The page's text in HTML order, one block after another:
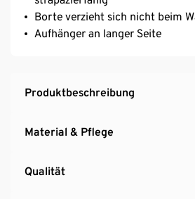
Borte verzieht sich nicht beim
Aufhänger an langer Seite
Produktbeschreibung
Material & Pflege
Qualität